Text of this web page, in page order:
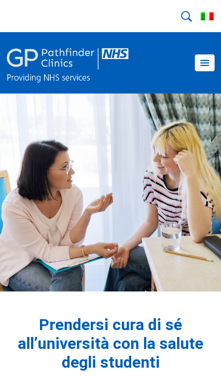
Prendersi cura di sé
all’università con la salute
degli studenti